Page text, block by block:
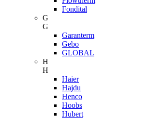
Fondital
G
G
Garanterm
Gebo
GLOBAL
H
H
Haier
Hajdu
Henco
Hoobs
Hubert